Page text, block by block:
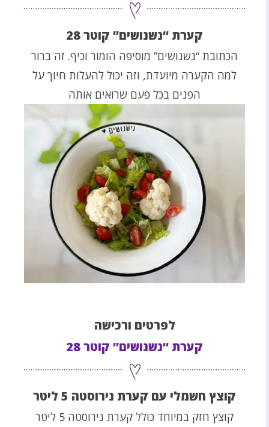
קערת “נשנושים” קוטר 28
הכתובת “נשנושים” מוסיפה הומור וכיף. זה ברור
למה הקערה מיועדת, וזה יכול להעלות חיוך על
הפנים בכל פעם שרואים אותה
לפרטים ורכישה
קערת “נשנושים” קוטר 28
קוצץ חשמלי עם קערת נירוסטה 5 ליטר
קוצץ חזק במיוחד כולל קערת נירוסטה 5 ליטר